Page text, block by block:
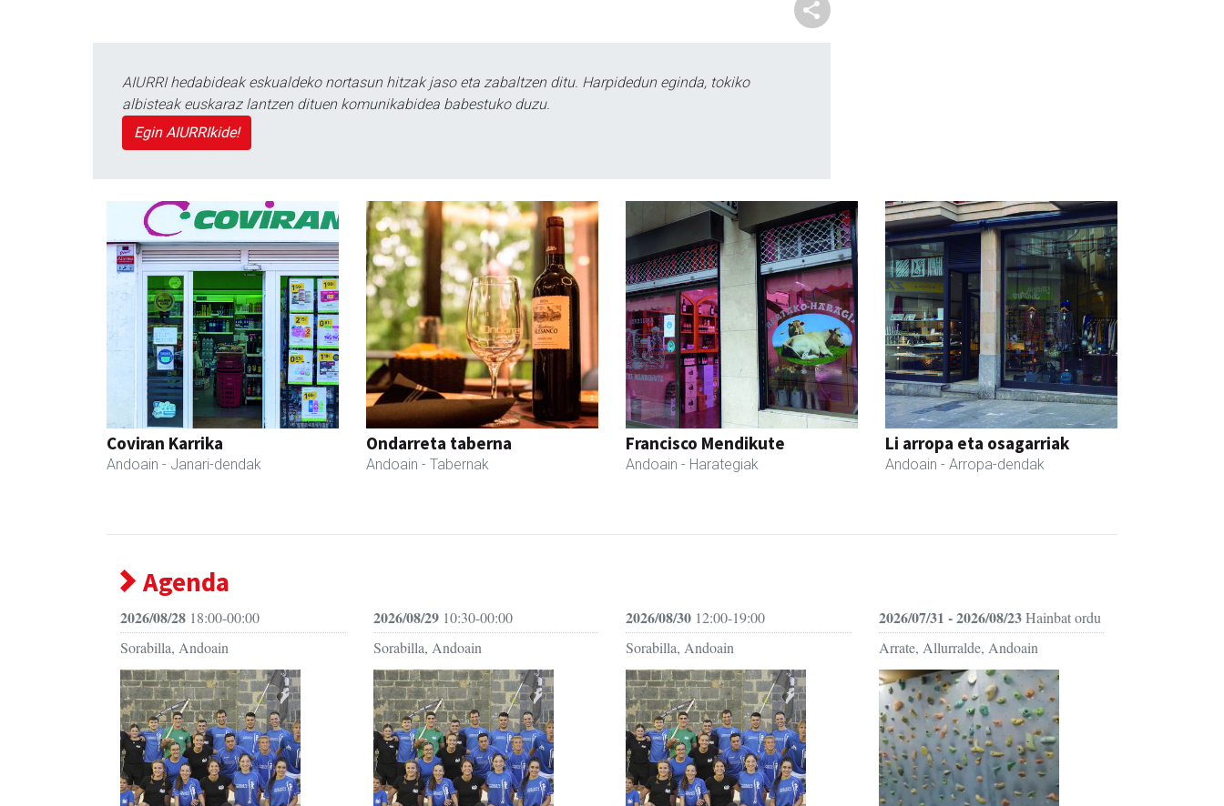
AIURRI hedabideak eskualdeko nortasun hitzak jaso eta zabaltzen ditu. Harpidedun eginda, tokiko
albisteak euskaraz lantzen dituen komunikabidea babestuko duzu.
Egin AIURRIkide!
Coviran Karrika
Andoain - Janari-dendak
Ondarreta taberna
Andoain - Tabernak
Francisco Mendikute
Andoain - Harategiak
Li arropa eta osagarriak
Andoain - Arropa-dendak
Agenda
2026/08/28 18:00-00:00
Sorabilla, Andoain
2026/08/2910:30-00:00
Sorabilla, Andoain
2026/08/30 12:00-19:00
Sorabilla, Andoain
2026/07/31 - 2026/08/23Hainbat ordu
Arrate, Allurralde, Andoain